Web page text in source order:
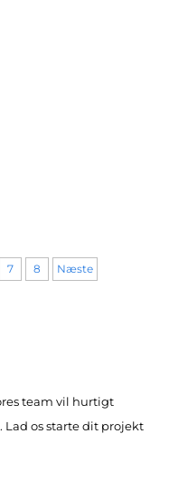
7 8 Næste
team vil hurtigt
os starte dit projekt